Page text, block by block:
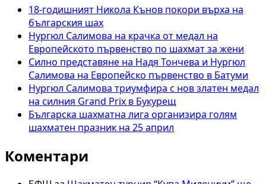
ще
се
проведе
в
Ловеч
18-годишният Никола Кънов покори върха на
българския шах
Нургюл Салимова на крачка от медал на
Европейското първенство по шахмат за жени
Силно представяне на Надя Тончева и Нургюл
Салимова на Европейско първенство в Батуми
Нургюл Салимова триумфира с нов златен медал
на силния Grand Prix в Букурещ
Българска шахматна лига организира голям
шахматен празник на 25 април
Коментари